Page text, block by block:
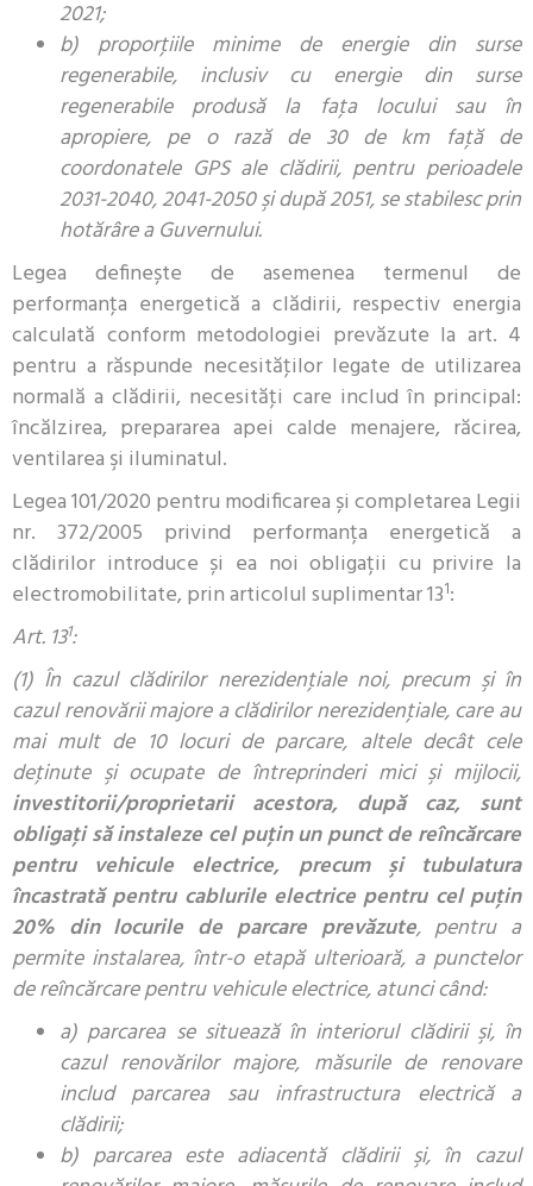
2021;
b) proporţiile minime de energie din surse
regenerabile, inclusiv cu energie din surse
regenerabile produsă la faţa locului sau în
apropiere, pe o rază de 30 de km faţă de
coordonatele GPS ale clădirii, pentru perioadele
2031-2040, 2041-2050 şi după 2051, se stabilesc prin
hotărâre a Guvernului.
Legea definește de asemenea termenul de
performanţa energetică a clădirii, respectiv energia
calculată conform metodologiei prevăzute la art. 4
pentru a răspunde necesităţilor legate de utilizarea
normală a clădirii, necesităţi care includ în principal:
încălzirea, prepararea apei calde menajere, răcirea,
ventilarea şi iluminatul.
Legea 101/2020 pentru modificarea și completarea Legii
nr. 372/2005 privind performanța energetică a
clădirilor introduce și ea noi obligații cu privire la
electromobilitate, prin articolul suplimentar 131:
Art. 131:
(1) În cazul clădirilor nerezidenţiale noi, precum şi în
cazul renovării majore a clădirilor nerezidenţiale, care au
mai mult de 10 locuri de parcare, altele decât cele
deţinute şi ocupate de întreprinderi mici şi mijlocii,
investitorii/proprietarii acestora, după caz, sunt
obligaţi să instaleze cel puţin un punct de reîncărcare
pentru vehicule electrice, precum şi tubulatura
încastrată pentru cablurile electrice pentru cel puţin
20% din locurile de parcare prevăzute, pentru a
permite instalarea, într-o etapă ulterioară, a punctelor
de reîncărcare pentru vehicule electrice, atunci când:
a) parcarea se situează în interiorul clădirii şi, în
cazul renovărilor majore, măsurile de renovare
includ parcarea sau infrastructura electrică a
clădirii;
b) parcarea este adiacentă clădirii şi, în cazul